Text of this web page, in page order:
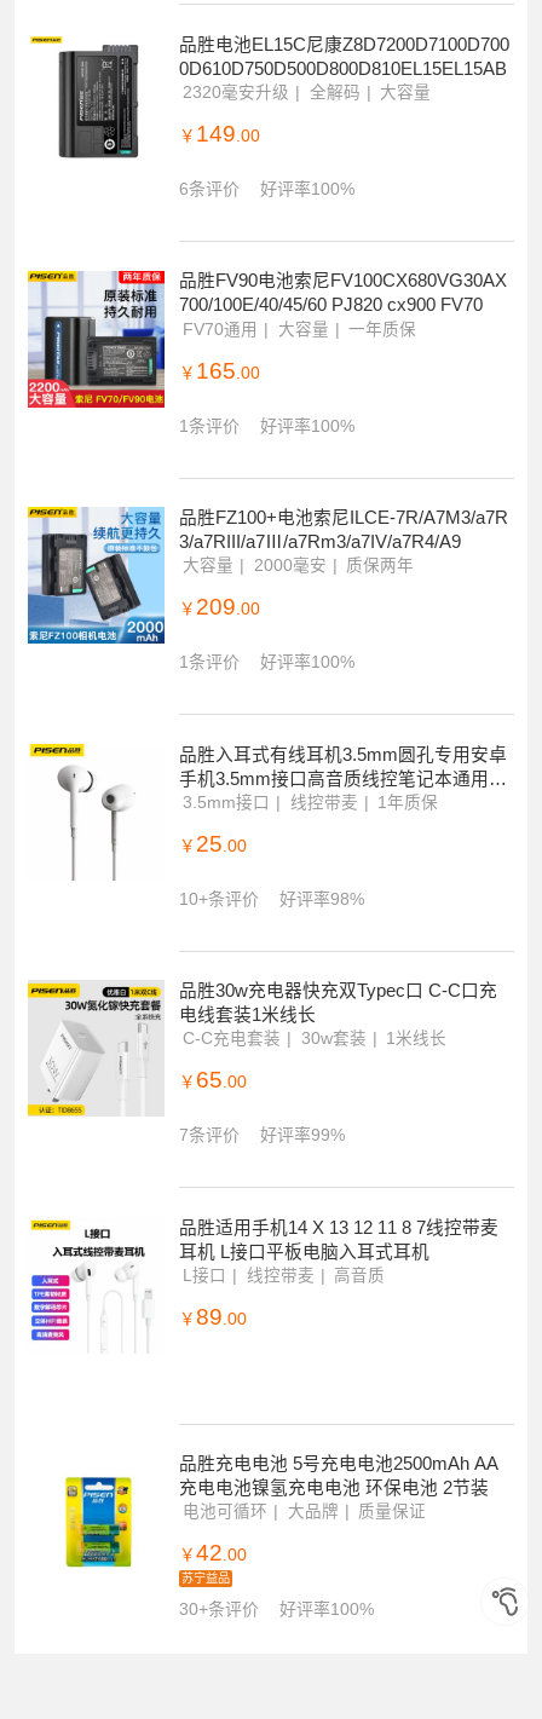
品胜电池EL15C尼康Z8D7200D7100D700
0D610D750D500D800D810EL15EL15AB
2320毫安升级 全解码 大容量
￥ 149 .00
6条评价 好评率100%
品胜FV90电池索尼FV100CX680VG30AX
700/100E/40/45/60 PJ820 cx900 FV70
FV70通用 大容量 一年质保
￥ 165 .00
1条评价 好评率100%
品胜FZ100+电池索尼ILCE-7R/A7M3/a7R
3/a7RIII/a7Ⅲ/a7Rm3/a7IV/a7R4/A9
大容量 2000毫安 质保两年
￥ 209.00
1条评价 好评率100%
品胜入耳式有线耳机3.5mm圆孔专用安卓
手机3.5mm接口高音质线控笔记本通用k
歌带麦降噪
3.5mm接口 线控带麦 1年质保
￥ 25 .00
10+条评价 好评率98%
品胜30w充电器快充双Typec口 C-C口充
电线套装1米线长
C-C充电套装 30w套装 1米线长
￥ 65.00
7条评价 好评率99%
品胜适用手机14 X 13 12 11 8 7线控带麦
耳机 L接口平板电脑入耳式耳机
L接口 线控带麦 高音质
￥ 89 .00
品胜充电电池 5号充电电池2500mAh AA
充电电池镍氢充电电池 环保电池 2节装
电池可循环 大品牌 质量保证
￥ 42.00
苏宁益品
30+条评价 好评率100%